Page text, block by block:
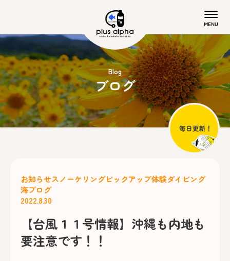
Blog
ブログ
お知らせスノーケリングピックアップ体験ダイビング
海ブログ
2022.8.30
【台風１１号情報】沖縄も内地も
要注意です！！